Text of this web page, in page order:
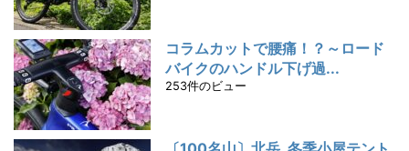
コラムカットで腰痛！？～ロード
バイクのハンドル下げ過...
253件のビュー